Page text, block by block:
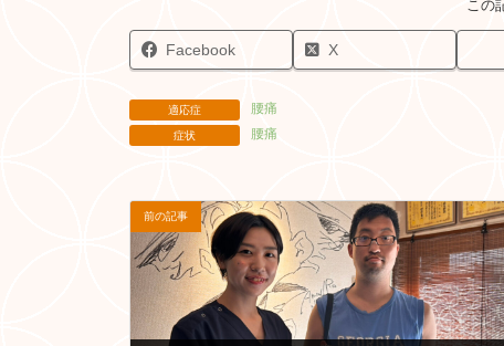
Facebook X
適応症 腰痛
症状 腰痛
前の記事